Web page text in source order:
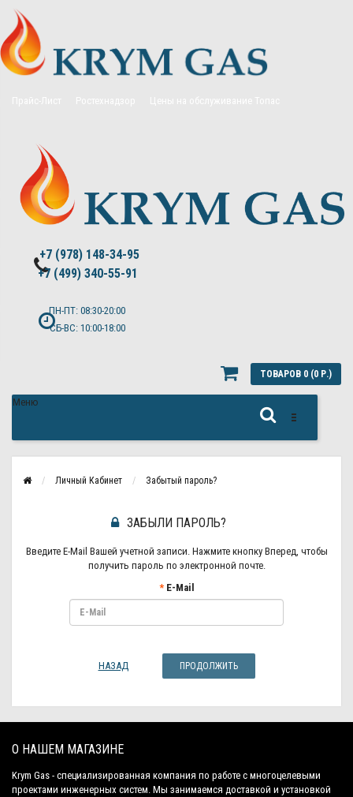
+7 (978) 148-34-95
+7 (499) 340-55-91 ​
ПН-ПТ: 08:30-20:00
СБ-ВС: 10:00-18:00
ТОВАРОВ 0 (0 Р.)
Меню
Личный Кабинет Забытый пароль?
ЗАБЫЛИ ПАРОЛЬ?
Введите E-Mail Вашей учетной записи. Нажмите кнопку Вперед, чтобы
получить пароль по электронной почте.
E-Mail
НАЗАД
О НАШЕМ МАГАЗИНЕ
Krym Gas - специализированная компания по работе с многоцелевыми
проектами инженерных систем. Мы занимаемся доставкой и установкой